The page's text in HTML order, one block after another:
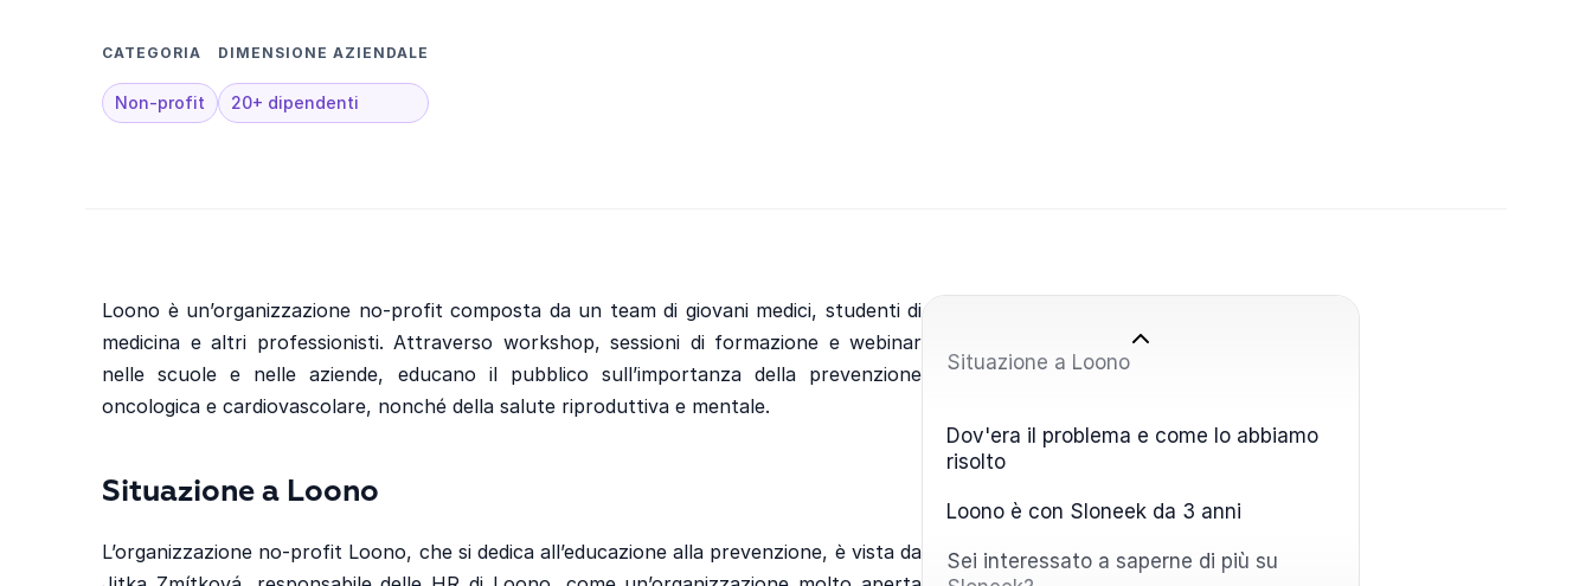
CATEGORIA
Non-profit
DIMENSIONE AZIENDALE
20+ dipendenti
Loono è un’organizzazione no-profit composta da un team di giovani medici, studenti di
medicina e altri professionisti. Attraverso workshop, sessioni di formazione e webinar
nelle scuole e nelle aziende, educano il pubblico sull’importanza della prevenzione
oncologica e cardiovascolare, nonché della salute riproduttiva e mentale.
Situazione a Loono
L’organizzazione no-profit Loono, che si dedica all’educazione alla prevenzione, è vista da
Situazione a Loono
Dov'era il problema e come lo abbiamo
risolto
Loono è con Sloneek da 3 anni
Sei interessato a saperne di più su